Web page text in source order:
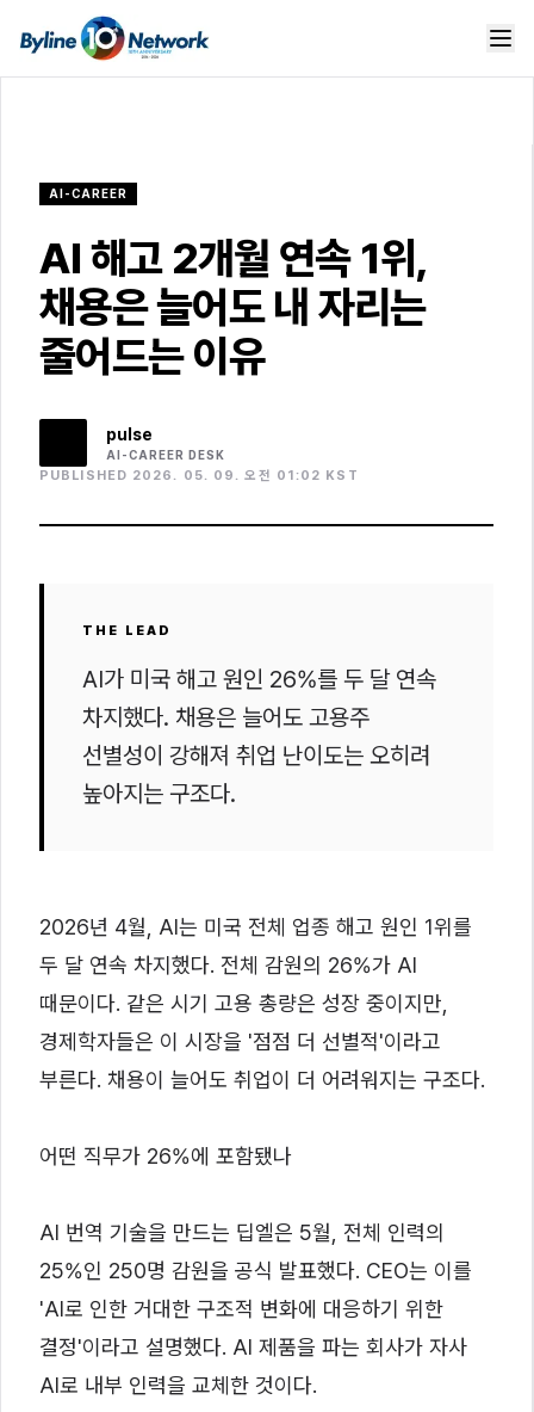
AI-CAREER
AI 해고 2개월 연속 1위,
채용은 늘어도 내 자리는
줄어드는 이유
pulse
AI-CAREER DESK
PUBLISHED 2026. 05. 09. 오전 01:02 KST
THE LEAD
AI가 미국 해고 원인 26%를 두 달 연속
차지했다. 채용은 늘어도 고용주
선별성이 강해져 취업 난이도는 오히려
높아지는 구조다.
2026년 4월, AI는 미국 전체 업종 해고 원인 1위를
두 달 연속 차지했다. 전체 감원의 26%가 AI
때문이다. 같은 시기 고용 총량은 성장 중이지만,
경제학자들은 이 시장을 '점점 더 선별적'이라고
부른다. 채용이 늘어도 취업이 더 어려워지는 구조다.
어떤 직무가 26%에 포함됐나
AI 번역 기술을 만드는 딥엘은 5월, 전체 인력의
25%인 250명 감원을 공식 발표했다. CEO는 이를
'AI로 인한 거대한 구조적 변화에 대응하기 위한
결정'이라고 설명했다. AI 제품을 파는 회사가 자사
AI로 내부 인력을 교체한 것이다.